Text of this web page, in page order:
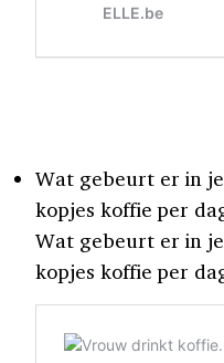
Wat gebeurt er in
kopjes koffie per
Wat gebeurt er in
kopjes koffie per